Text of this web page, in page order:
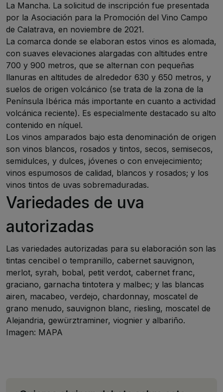
La Mancha. La solicitud de inscripción fue presentada
por la Asociación para la Promoción del Vino Campo
de Calatrava, en noviembre de 2021.
La comarca donde se elaboran estos vinos es alomada,
con suaves elevaciones alargadas con altitudes entre
700 y 900 metros, que se alternan con pequeñas
llanuras en altitudes de alrededor 630 y 650 metros, y
suelos de origen volcánico (se trata de la zona de la
Península Ibérica más importante en cuanto a actividad
volcánica reciente). Es especialmente destacado su alto
contenido en níquel.
Los vinos amparados bajo esta denominación de origen
son vinos blancos, rosados y tintos, secos, semisecos,
semidulces, y dulces, jóvenes o con envejecimiento;
vinos espumosos de calidad, blancos y rosados; y los
vinos tintos de uvas sobremaduradas.
Variedades de uva
autorizadas
Las variedades autorizadas para su elaboración son las
tintas cencibel o tempranillo, cabernet sauvignon,
merlot, syrah, bobal, petit verdot, cabernet franc,
graciano, garnacha tintotera y malbec; y las blancas
airen, macabeo, verdejo, chardonnay, moscatel de
grano menudo, sauvignon blanc, riesling, moscatel de
Alejandria, gewürztraminer, viognier y albariño.
Imagen: MAPA